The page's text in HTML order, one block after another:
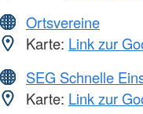
Ortsvereine
Karte: Link zur
SEG Schnelle
Karte: Link zur